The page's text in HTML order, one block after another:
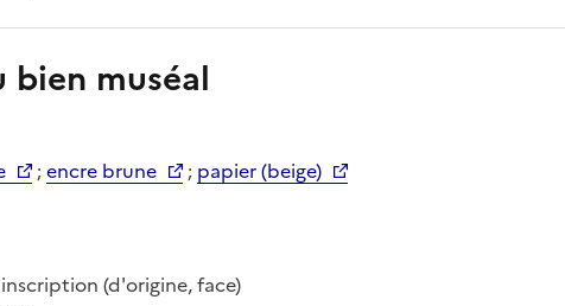
muséal
;encre brune ; papier (beige)
(d'origine, face)